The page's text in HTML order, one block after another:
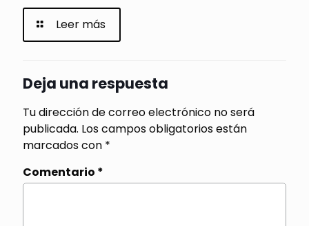
Leer más
Deja una respuesta
Tu dirección de correo electrónico no será
publicada. Los campos obligatorios están
marcados con *
Comentario *